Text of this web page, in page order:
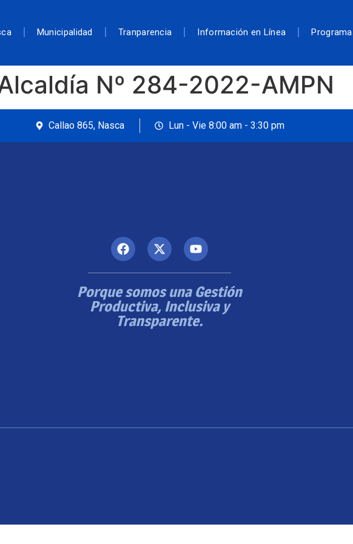
Municipalidad Tranparencia Información en Línea
Nº 284-2022-AMPN
Callao 865, Nasca Lun - Vie 8:00 am - 3:30 pm
Porque somos una Gestión
Productiva, Inclusiva y
Transparente.